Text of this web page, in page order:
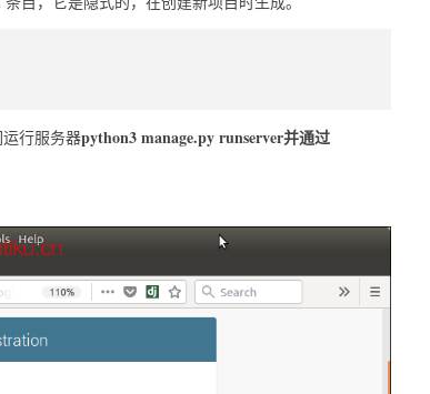
行服务器python3 manage.py runserver并通过